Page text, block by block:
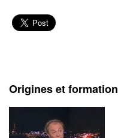
Origines et formation